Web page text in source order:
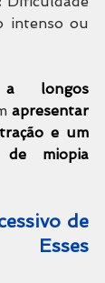
intenso ou
a longos
apresentar
e um
de miopia
de
Esses